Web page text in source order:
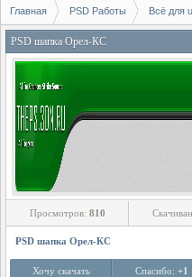
Главная PSD Работы Всё для
PSD шапка Орел-КС
Просмотров: 810
PSD шапка Орел-КС
Хочу скачать Спасибо: +1